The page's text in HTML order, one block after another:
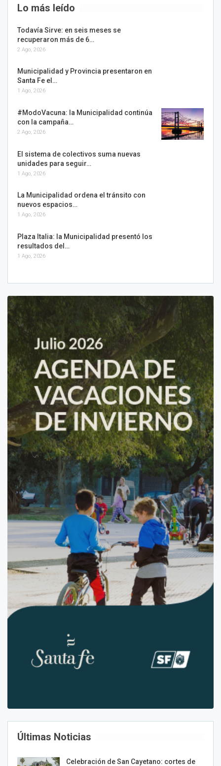
Lo más leído
Todavía Sirve: en seis meses se
recuperaron más de 6…
2 Ago, 2026
Municipalidad y Provincia presentaron en
Santa Fe el…
1 Ago, 2026
#ModoVacuna: la Municipalidad continúa
con la campaña…
2 Ago, 2026
El sistema de colectivos suma nuevas
unidades para seguir…
1 Ago, 2026
La Municipalidad ordena el tránsito con
nuevos espacios…
1 Ago, 2026
Plaza Italia: la Municipalidad presentó los
resultados del…
1 Ago, 2026
Últimas Noticias
Celebración de San Cayetano: cortes de